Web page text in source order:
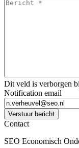
Dit veld is verborgen
Notification email
Verstuur bericht
Contact
SEO Economisch